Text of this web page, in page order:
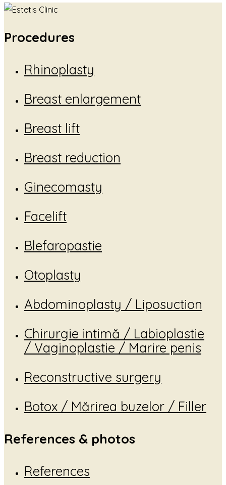
Procedures
Rhinoplasty
Breast enlargement
Breast lift
Breast reduction
Ginecomasty
Facelift
Blefaropastie
Otoplasty
Abdominoplasty / Liposuction
Chirurgie intimă / Labioplastie
/ Vaginoplastie / Marire penis
Reconstructive surgery
Botox / Mărirea buzelor / Filler
References & photos
References